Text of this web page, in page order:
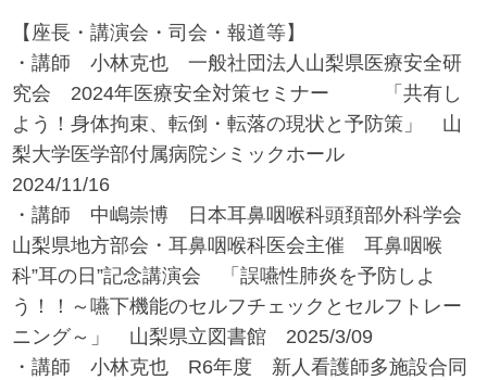
【座長・講演会・司会・報道等】
・講師 小林克也 一般社団法人山梨県医療安全研
究会 2024年医療安全対策セミナー 「共有し
よう！身体拘束、転倒・転落の現状と予防策」 山
梨大学医学部付属病院シミックホール
2024/11/16
・講師 中嶋崇博 日本耳鼻咽喉科頭頚部外科学会
山梨県地方部会・耳鼻咽喉科医会主催 耳鼻咽喉
科”耳の日”記念講演会 「誤嚥性肺炎を予防しよ
う！！～嚥下機能のセルフチェックとセルフトレー
ニング～」 山梨県立図書館 2025/3/09
・講師 小林克也 R6年度 新人看護師多施設合同